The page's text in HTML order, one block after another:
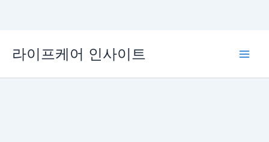
로
라이프케어 인사이트